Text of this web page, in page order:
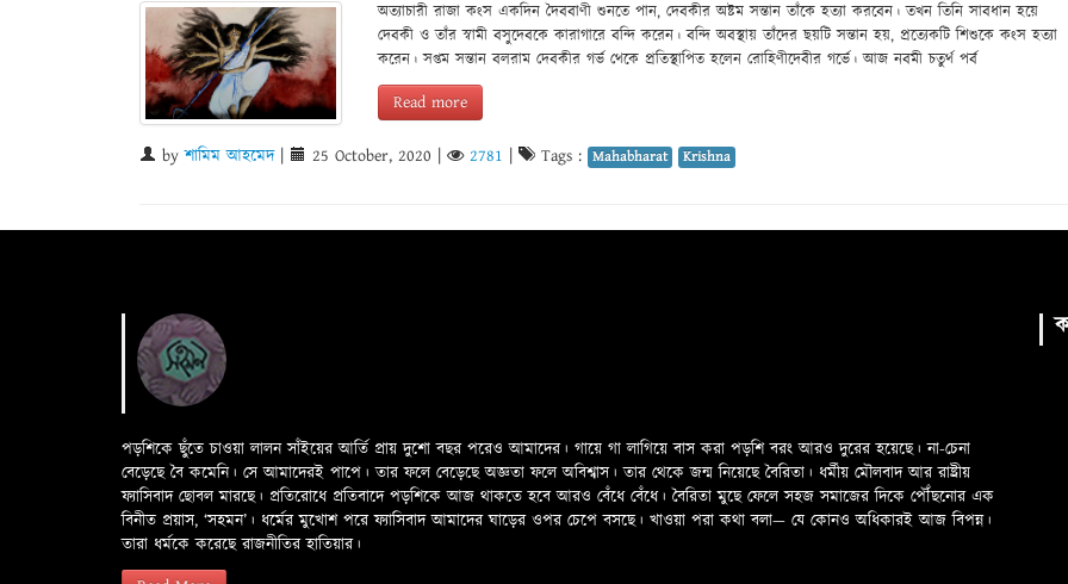
অত্যাচারী রাজা কংস একদিন দৈববাণী শুনতে পান, দেবকীর অষ্টম সন্তান তাঁকে হত্যা করবেন। তখন তিনি সাবধান হয়ে
দেবকী ও তাঁর স্বামী বসুদেবকে কারাগারে বন্দি করেন। বন্দি অবস্থায় তাঁদের ছয়টি সন্তান হয়, প্রত্যেকটি শিশুকে কংস হত্যা
করেন। সপ্তম সন্তান বলরাম দেবকীর গর্ভ থেকে প্রতিস্থাপিত হলেন রোহিণীদেবীর গর্ভে। আজ নবমী চতুর্থ পর্ব
Read more
byশামিম আহমেদ| 25 October, 2020 2781 Tags : Mahabharat Krishna
পড়শিকে ছুঁতে চাওয়া লালন সাঁইয়ের আর্তি প্রায় দুশো বছর পরেও আমাদের। গায়ে গা লাগিয়ে বাস করা পড়শি বরং আরও দুরের হয়েছে। না-চেনা
বেড়েছে বৈ কমেনি। সে আমাদেরই পাপে। তার ফলে বেড়েছে অজ্ঞতা ফলে অবিশ্বাস। তার থেকে জন্ম নিয়েছে বৈরিতা। ধর্মীয় মৌলবাদ আর রাষ্ট্রীয়
ফ্যাসিবাদ ছোবল মারছে। প্রতিরোধে প্রতিবাদে পড়শিকে আজ থাকতে হবে আরও বেঁধে বেঁধে। বৈরিতা মুছে ফেলে সহজ সমাজের দিকে পৌঁছনোর এক
বিনীত প্রয়াস, ‘সহমন’। ধর্মের মুখোশ পরে ফ্যাসিবাদ আমাদের ঘাড়ের ওপর চেপে বসছে। খাওয়া পরা কথা বলা—­­ যে কোনও অধিকারই আজ বিপন্ন।
তারা ধর্মকে করেছে রাজনীতির হাতিয়ার।